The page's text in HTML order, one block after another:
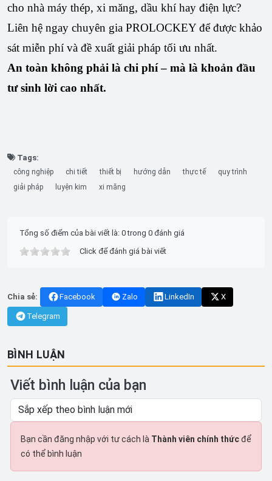
cho nhà máy thép, xi măng, dầu khí hay điện lực?
Liên hệ ngay chuyên gia PROLOCKEY để được khảo
sát miễn phí và đề xuất giải pháp tối ưu nhất.
An toàn không phải là chi phí – mà là khoản đầu
tư sinh lời cao nhất.
Tags:
công nghiệp chi tiết thiết bị hướng dẫn thực tế
quy trình
giải pháp
luyện kim xi măng
Tổng số điểm của bài viết là: 0 trong 0 đánh giá
Click để đánh giá bài viết
Chia sẻ: Facebook Zalo LinkedIn X
Telegram
BÌNH LUẬN
Viết bình luận của bạn
Bạn cần đăng nhập với tư cách là Thành viên chính thứcđể
có thể bình luận